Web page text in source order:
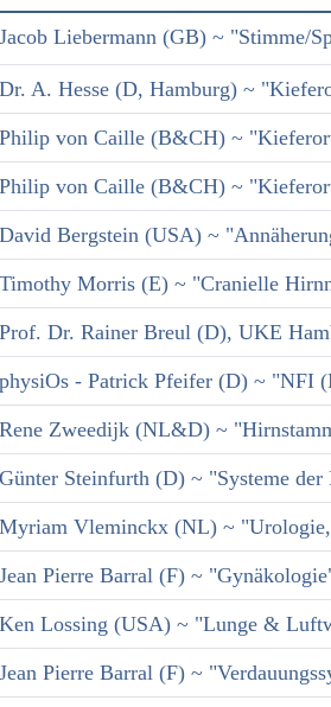
Jacob Liebermann (GB) ~ "Stimme/
Dr. A. Hesse (D, Hamburg) ~
Philip von Caille (B&CH) ~
Philip von Caille (B&CH) ~
David Bergstein (USA) ~
Timothy Morris (E) ~ "Cranielle
Prof. Dr. Rainer Breul (D), UKE
physiOs - Patrick Pfeifer (D) ~ "NFI
Rene Zweedijk (NL&D) ~
Günter Steinfurth (D) ~ "Systeme der
Myriam Vleminckx (NL) ~
Jean Pierre Barral (F) ~
Ken Lossing (USA) ~ "Lunge &
Jean Pierre Barral (F) ~